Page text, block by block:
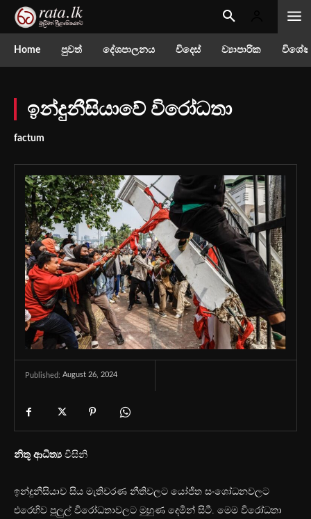
Home පුවත් දේශපාලනය විදෙස් ව්‍යාපාරික
ඉන්දුනීසියාවේ විරෝධතා
factum
Published: August 26, 2024
නිතූ ආධිත්‍ය විසිනි
ඉන්දුනීසියාව සිය මැතිවරණ නීතිවලට යෝජිත සංශෝධනවලට
එරෙහිව පුලුල් විරෝධතාවලට මුහුණ දෙමින් සිටී. මෙම විරෝධතා